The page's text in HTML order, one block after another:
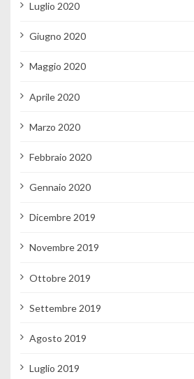
Luglio 2020
Giugno 2020
Maggio 2020
Aprile 2020
Marzo 2020
Febbraio 2020
Gennaio 2020
Dicembre 2019
Novembre 2019
Ottobre 2019
Settembre 2019
Agosto 2019
Luglio 2019